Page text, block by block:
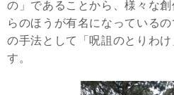
の」であることから、様々な
らのほうが有名になっている
の手法として「呪詛のとりわ
す。